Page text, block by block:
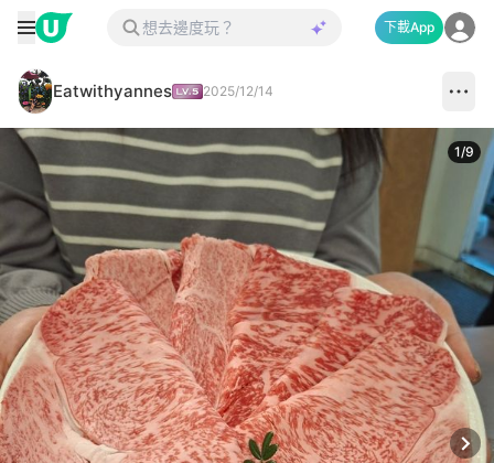
下載App
Eatwithyannes 2025/12/14
1/9